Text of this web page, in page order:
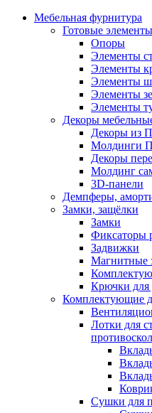
Мебельная фурнитура
Готовые
Опоры
Элементы
Элементы
Элементы
Элементы
Элементы
Декоры
Декоры из
Молдинги
Декоры
Молдинг
3D-панели
Демпферы,
Замки, защёлки
Замки
Фиксаторы
Задвижки
Магнитные
Крючки для
Комплектующие
Лотки для
Сушки для